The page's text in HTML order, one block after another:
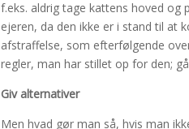
f.eks. aldrig tage kattens hoved og
ejeren, da den ikke er i stand til at
afstraffelse, som efterfølgende
regler, man har stillet op for den;
Giv alternativer
Men hvad gør man så, hvis man